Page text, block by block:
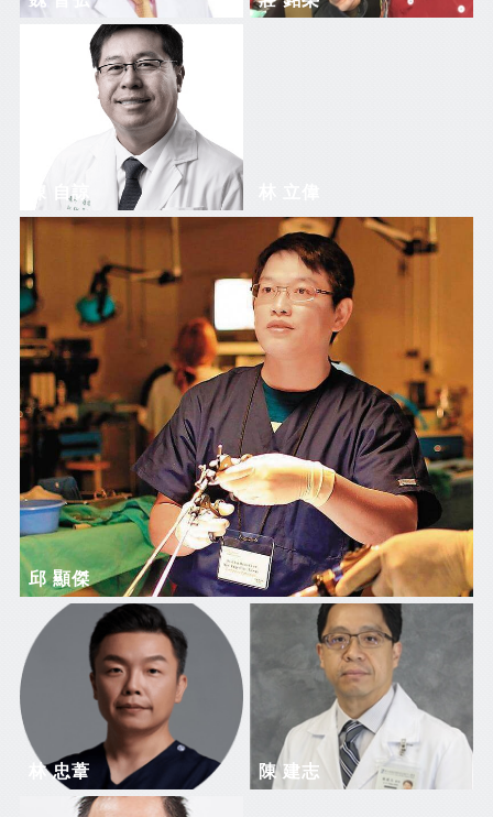
陳 自諒
邱 顯傑
林 忠葦 陳 建志